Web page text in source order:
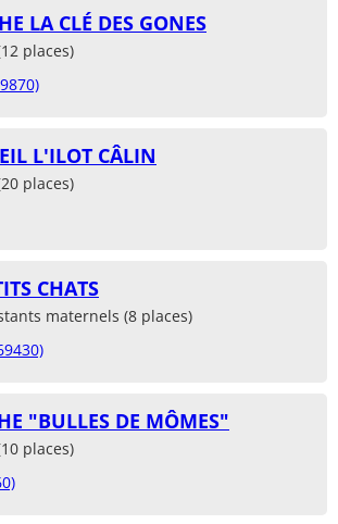
LA CLÉ DES GONES
places)
L'ILOT CÂLIN
places)
CHATS
maternels (8 places)
"BULLES DE MÔMES"
places)